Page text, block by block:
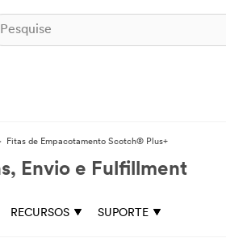
Fitas de Empacotamento Scotch® Plus+
Envio e Fulfillment
RECURSOS SUPORTE